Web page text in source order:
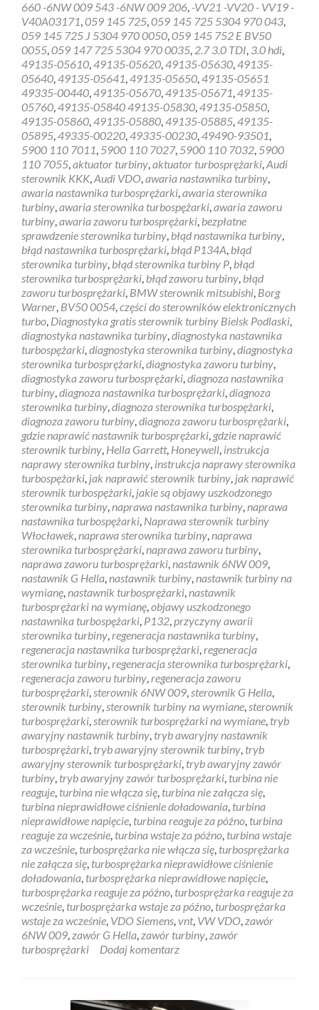
Podlaski
660 -6NW 009 543 -6NW 009 206, -VV21 -VV20 - VV19 -
V40A03171,059 145 725,059 145 725 5304 970 043,
059 145 725 J 5304 970 0050,059 145 752 E BV50
0055,059 147 725 5304 970 0035, 2.7 3.0 TDI, 3.0 hdi,
49135-05610,49135-05620,49135-05630,49135-
05640,49135-05641,49135-05650,49135-05651
49335-00440,49135-05670,49135-05671,49135-
05760,49135-05840 49135-05830,49135-05850,
49135-05860,49135-05880,49135-05885,49135-
05895,49335-00220,49335-00230,49490-93501,
5900 110 7011, 5900 110 7027, 5900 110 7032, 5900
110 7055,aktuator turbiny,aktuator turbosprężarki,Audi
sterownik KKK,Audi VDO,awaria nastawnika turbiny,
awaria nastawnika turbosprężarki,awaria sterownika
turbiny,awaria sterownika turbospężarki,awaria zaworu
turbiny,awaria zaworu turbosprężarki, bezpłatne
sprawdzenie sterownika turbiny, błąd nastawnika turbiny,
błąd nastawnika turbosprężarki, błąd P134A, błąd
sterownika turbiny, błąd sterownika turbiny P, błąd
sterownika turbosprężarki, błąd zaworu turbiny, błąd
zaworu turbosprężarki, BMW sterownik mitsubishi, Borg
Warner, BV50 0054,części do sterowników elektronicznych
turbo, Diagnostyka gratis sterownik turbiny Bielsk Podlaski,
diagnostyka nastawnika turbiny,diagnostyka nastawnika
turbospężarki,diagnostyka sterownika turbiny,diagnostyka
sterownika turbosprężarki,diagnostyka zaworu turbiny,
diagnostyka zaworu turbosprężarki,diagnoza nastawnika
turbiny,diagnoza nastawnika turbosprężarki,diagnoza
sterownika turbiny,diagnoza sterownika turbospężarki,
diagnoza zaworu turbiny,diagnoza zaworu turbosprężarki,
gdzie naprawić nastawnik turbosprężarki, gdzie naprawić
sterownik turbiny, Hella Garrett, Honeywell, instrukcja
naprawy sterownika turbiny, instrukcja naprawy sterownika
turbospężarki, jak naprawić sterownik turbiny, jak naprawić
sterownik turbospężarki, jakie są objawy uszkodzonego
sterownika turbiny,naprawa nastawnika turbiny,naprawa
nastawnika turbospężarki, Naprawa sterownik turbiny
Włocławek,naprawa sterownika turbiny,naprawa
sterownika turbosprężarki,naprawa zaworu turbiny,
naprawa zaworu turbosprężarki,nastawnik 6NW 009,
nastawnik G Hella,nastawnik turbiny,nastawnik turbiny na
wymianę,nastawnik turbosprężarki,nastawnik
turbosprężarki na wymianę,objawy uszkodzonego
nastawnika turbospężarki, P132,przyczyny awarii
sterownika turbiny,regeneracja nastawnika turbiny,
regeneracja nastawnika turbosprężarki,regeneracja
sterownika turbiny,regeneracja sterownika turbosprężarki,
regeneracja zaworu turbiny,regeneracja zaworu
turbosprężarki,sterownik 6NW 009,sterownik G Hella,
sterownik turbiny,sterownik turbiny na wymiane,sterownik
turbosprężarki,sterownik turbosprężarki na wymiane, tryb
awaryjny nastawnik turbiny, tryb awaryjny nastawnik
turbosprężarki, tryb awaryjny sterownik turbiny, tryb
awaryjny sterownik turbosprężarki, tryb awaryjny zawór
turbiny, tryb awaryjny zawór turbosprężarki, turbina nie
reaguje, turbina nie włącza się, turbina nie załącza się,
turbina nieprawidłowe ciśnienie doładowania, turbina
nieprawidłowe napięcie, turbina reaguje za późno, turbina
reaguje za wcześnie, turbina wstaje za późno, turbina wstaje
za wcześnie, turbosprężarka nie włącza się, turbosprężarka
nie załącza się, turbosprężarka nieprawidłowe ciśnienie
doładowania, turbosprężarka nieprawidłowe napięcie,
turbosprężarka reaguje za późno, turbosprężarka reaguje za
wcześnie, turbosprężarka wstaje za późno, turbosprężarka
wstaje za wcześnie, VDO Siemens,vnt, VW VDO,zawór
6NW 009,zawór G Hella,zawór turbiny,zawór
turbosprężarki
Dodaj komentarz